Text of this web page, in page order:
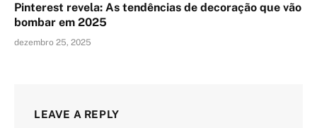
Pinterest revela: As tendências de decoração que vão
bombar em 2025
dezembro 25, 2025
LEAVE A REPLY